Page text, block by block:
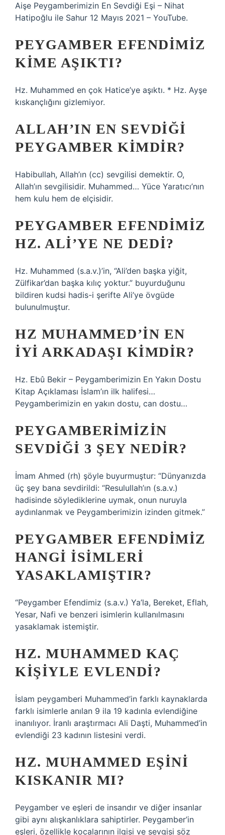
Aişe Peygamberimizin En Sevdiği Eşi – Nihat
Hatipoğlu ile Sahur 12 Mayıs 2021 – YouTube.
PEYGAMBER EFENDIMIZ
KIME AŞIKTI?
Hz. Muhammed en çok Hatice’ye aşıktı. * Hz. Ayşe
kıskançlığını gizlemiyor.
ALLAH’IN EN SEVDIĞI
PEYGAMBER KIMDIR?
Habibullah, Allah’ın (cc) sevgilisi demektir. O,
Allah’ın sevgilisidir. Muhammed… Yüce Yaratıcı’nın
hem kulu hem de elçisidir.
PEYGAMBER EFENDIMIZ
HZ. ALI’YE NE DEDI?
Hz. Muhammed (s.a.v.)’in, “Ali’den başka yiğit,
Zülfikar’dan başka kılıç yoktur.” buyurduğunu
bildiren kudsi hadis-i şerifte Ali’ye övgüde
bulunulmuştur.
HZ MUHAMMED’IN EN
IYI ARKADAŞI KIMDIR?
Hz. Ebû Bekir – Peygamberimizin En Yakın Dostu
Kitap Açıklaması İslam’ın ilk halifesi…
Peygamberimizin en yakın dostu, can dostu…
PEYGAMBERIMIZIN
SEVDIĞI 3 ŞEY NEDIR?
İmam Ahmed (rh) şöyle buyurmuştur: “Dünyanızda
üç şey bana sevdirildi: “Resulullah’ın (s.a.v.)
hadisinde söylediklerine uymak, onun nuruyla
aydınlanmak ve Peygamberimizin izinden gitmek.”
PEYGAMBER EFENDIMIZ
HANGI ISIMLERI
YASAKLAMIŞTIR?
“Peygamber Efendimiz (s.a.v.) Ya’la, Bereket, Eflah,
Yesar, Nafi ve benzeri isimlerin kullanılmasını
yasaklamak istemiştir.
HZ. MUHAMMED KAÇ
KIŞIYLE EVLENDI?
İslam peygamberi Muhammed’in farklı kaynaklarda
farklı isimlerle anılan 9 ila 19 kadınla evlendiğine
inanılıyor. İranlı araştırmacı Ali Daşti, Muhammed’in
evlendiği 23 kadının listesini verdi.
HZ. MUHAMMED EŞINI
KISKANIR MI?
Peygamber ve eşleri de insandır ve diğer insanlar
gibi aynı alışkanlıklara sahiptirler. Peygamber’in
eşleri, özellikle kocalarının ilgisi ve sevgisi söz